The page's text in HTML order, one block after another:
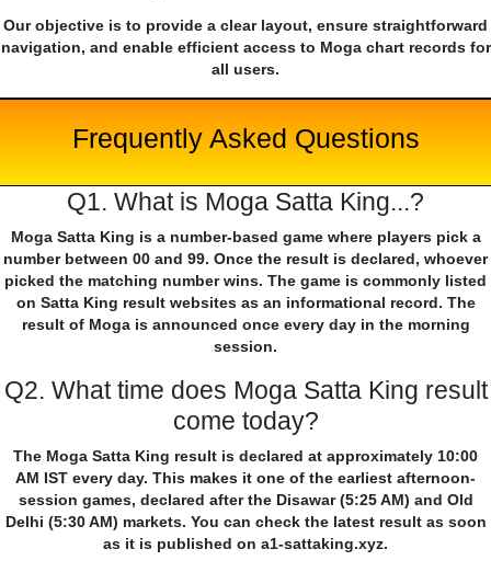
Our objective is to provide a clear layout, ensure straightforward
navigation, and enable efficient access to Moga chart records for
all users.
Frequently Asked Questions
Q1. What is Moga Satta King...?
Moga Satta King is a number-based game where players pick a
number between 00 and 99. Once the result is declared, whoever
picked the matching number wins. The game is commonly listed
on Satta King result websites as an informational record. The
result of Moga is announced once every day in the morning
session.
Q2. What time does Moga Satta King result
come today?
The Moga Satta King result is declared at approximately 10:00
AM IST every day. This makes it one of the earliest afternoon-
session games, declared after the Disawar (5:25 AM) and Old
Delhi (5:30 AM) markets. You can check the latest result as soon
as it is published on a1-sattaking.xyz.